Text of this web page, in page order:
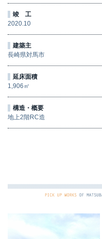
竣 工
2020.10
建築主
長崎県対馬市
延床面積
1,906㎡
構造・概要
地上2階RC造